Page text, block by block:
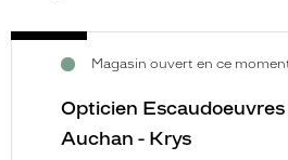
Opticien
Escaudoeuvres
Auchan
Magasin ouvert en ce
Voir
Opticien Escaudoeuvres
Auchan - Krys